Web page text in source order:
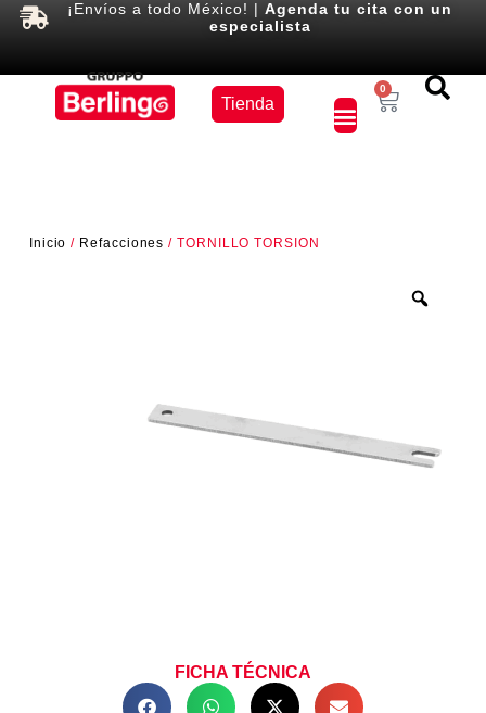
¡Envíos a todo México! |Agenda tu cita con un
especialista
Tienda
0
Inicio / Refacciones / TORNILLO TORSION
FICHA TÉCNICA